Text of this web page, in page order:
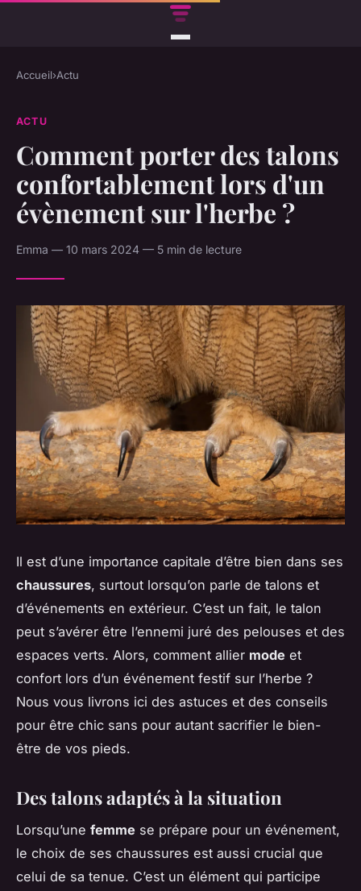
Accueil›Actu
ACTU
Comment porter des talons
confortablement lors d'un
évènement sur l'herbe ?
Emma — 10 mars 2024 — 5 min de lecture
Il est d’une importance capitale d’être bien dans ses
chaussures, surtout lorsqu’on parle de talons et
d’événements en extérieur. C’est un fait, le talon
peut s’avérer être l’ennemi juré des pelouses et des
espaces verts. Alors, comment allier mode et
confort lors d’un événement festif sur l’herbe ?
Nous vous livrons ici des astuces et des conseils
pour être chic sans pour autant sacrifier le bien-
être de vos pieds.
Des talons adaptés à la situation
Lorsqu’une femme se prépare pour un événement,
le choix de ses chaussures est aussi crucial que
celui de sa tenue. C’est un élément qui participe